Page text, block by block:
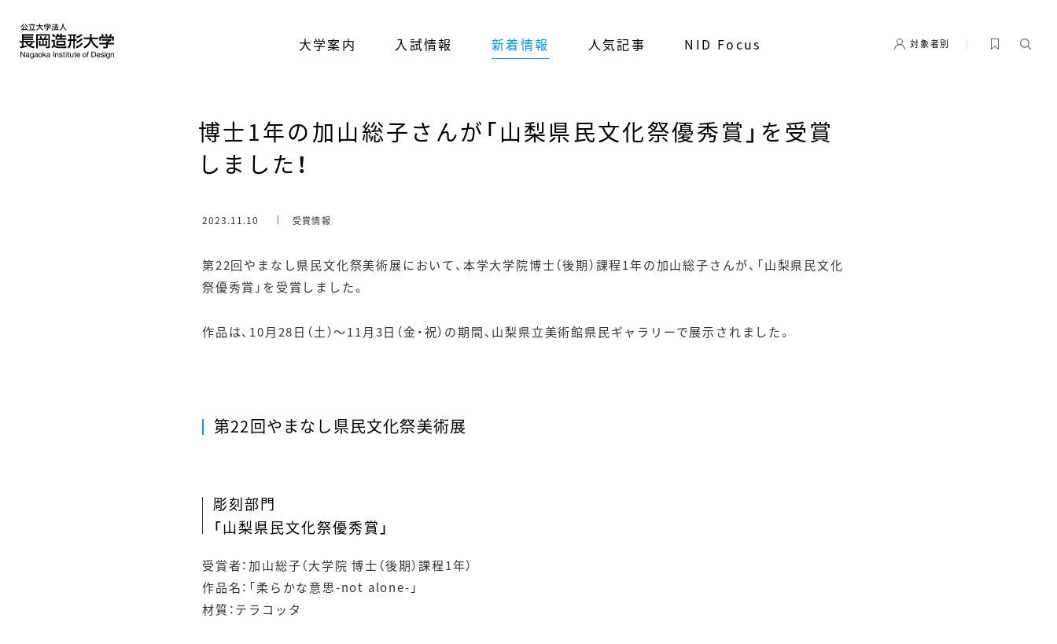
大学案内 入試情報 新着情報 人気記事 NID Focus 対象者別
博士1年の加山総子さんが「山梨県民文化祭優秀賞」を受賞
しました！
2023.11.10 受賞情報
第22回やまなし県民文化祭美術展において、本学大学院博士（後期）課程1年の加山総子さんが、「山梨県民文化
祭優秀賞」を受賞しました。
作品は、10月28日（土）～11月3日（金・祝）の期間、山梨県立美術館県民ギャラリーで展示されました。
第22回やまなし県民文化祭美術展
彫刻部門
「山梨県民文化祭優秀賞」
受賞者：加山総子（大学院 博士（後期）課程1年）
作品名：「柔らかな意思-not alone-」
材質：テラコッタ